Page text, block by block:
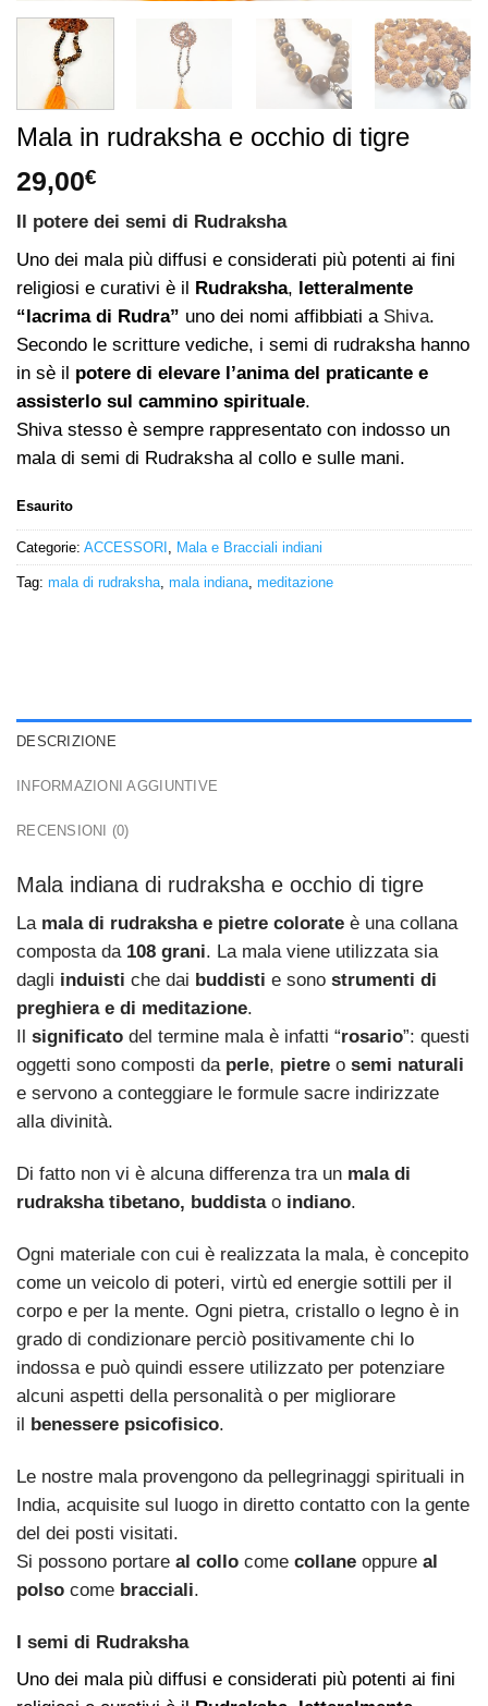
Mala in rudraksha e occhio di tigre
29,00€
Il potere dei semi di Rudraksha
Uno dei mala più diffusi e considerati più potenti ai fini
religiosi e curativi è il Rudraksha, letteralmente
“lacrima di Rudra” uno dei nomi affibbiati a Shiva.
Secondo le scritture vediche, i semi di rudraksha hanno
in sè il potere di elevare l’anima del praticante e
assisterlo sul cammino spirituale.
Shiva stesso è sempre rappresentato con indosso un
mala di semi di Rudraksha al collo e sulle mani.
Esaurito
Categorie: ACCESSORI , Mala e Bracciali indiani
Tag: mala di rudraksha, mala indiana, meditazione
DESCRIZIONE
INFORMAZIONI AGGIUNTIVE
RECENSIONI (0)
Mala indiana di rudraksha e occhio di tigre
La mala di rudraksha e pietre colorate è una collana
composta da 108 grani. La mala viene utilizzata sia
dagli induisti che dai buddisti e sono strumenti di
preghiera e di meditazione.
significato del termine mala è infatti “rosario”: questi
oggetti sono composti da perle, pietre o semi naturali
e servono a conteggiare le formule sacre indirizzate
alla divinità.
Di fatto non vi è alcuna differenza tra un mala di
rudraksha tibetano, buddista o indiano.
Ogni materiale con cui è realizzata la mala, è concepito
come un veicolo di poteri, virtù ed energie sottili per il
corpo e per la mente. Ogni pietra, cristallo o legno è in
grado di condizionare perciò positivamente chi lo
indossa e può quindi essere utilizzato per potenziare
alcuni aspetti della personalità o per migliorare
il benessere psicofisico.
Le nostre mala provengono da pellegrinaggi spirituali in
India, acquisite sul luogo in diretto contatto con la gente
del dei posti visitati.
Si possono portare al collo come collane oppure al
polso come bracciali.
I semi di Rudraksha
Uno dei mala più diffusi e considerati più potenti ai fini